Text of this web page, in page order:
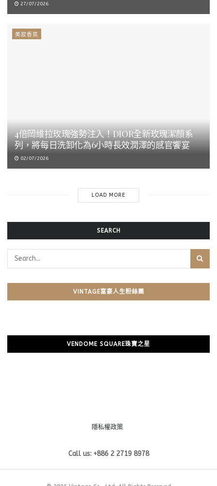
27/07/2026
美妝香氛
4倍岡維拉玫瑰強勢注入！DIOR全新玫瑰潔顏系
列，將每日洗卸化為6小時長效潤澤的感官饗宴
02/07/2026
LOAD MORE
SEARCH
VINTAGE富豪人生粉絲團
VENDOME SQUARE珠寶之星
隱私權政策
Call us: +886 2 2719 8978